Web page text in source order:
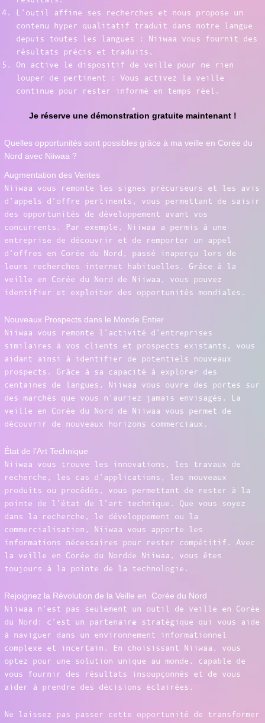
L’outil affine ses recherches et nous propose un
contenu hyper qualitatif traduit dans notre langue
depuis toutes les langues : Niiwaa vous fournit des
résultats précis et traduits.
On active le dispositif de veille pour ne rien
louper de pertinent : Vous activez la veille
continue pour rester informé en temps réel.
Je réserve une démonstration gratuite maintenant !
Quelles opportunités sont possibles grâce à ma veille en Corée du
Nord avec Niiwaa ?
Augmentation des Ventes
Niiwaa vous remonte les signes précurseurs et les avis
d’appels d’offre pertinents, vous permettant de saisir
des opportunités de développement avant vos
concurrents. Par exemple, Niiwaa a permis à une
entreprise de découvrir et de remporter un appel
d’offres en Corée du Nord, passé inaperçu lors de
leurs recherches internet habituelles. Grâce à la
veille en Corée du Nord de Niiwaa, vous pouvez
identifier et exploiter des opportunités mondiales.
Nouveaux Prospects dans le Monde Entier
Niiwaa vous remonte l’activité d’entreprises
similaires à vos clients et prospects existants, vous
aidant ainsi à identifier de potentiels nouveaux
prospects. Grâce à sa capacité à explorer des
centaines de langues, Niiwaa vous ouvre des portes sur
des marchés que vous n’auriez jamais envisagés. La
veille en Corée du Nord de Niiwaa vous permet de
découvrir de nouveaux horizons commerciaux.
État de l’Art Technique
Niiwaa vous trouve les innovations, les travaux de
recherche, les cas d’applications, les nouveaux
produits ou procédés, vous permettant de rester à la
pointe de l’état de l’art technique. Que vous soyez
dans la recherche, le développement ou la
commercialisation, Niiwaa vous apporte les
informations nécessaires pour rester compétitif. Avec
la veille en Corée du Nordde Niiwaa, vous êtes
toujours à la pointe de la technologie.
Rejoignez la Révolution de la Veille en Corée du Nord
Niiwaa n’est pas seulement un outil de veille en Corée
du Nord: c’est un partenaire stratégique qui vous aide
à naviguer dans un environnement informationnel
complexe et incertain. En choisissant Niiwaa, vous
optez pour une solution unique au monde, capable de
vous fournir des résultats insoupçonnés et de vous
aider à prendre des décisions éclairées.
Ne laissez pas passer cette opportunité de transformer